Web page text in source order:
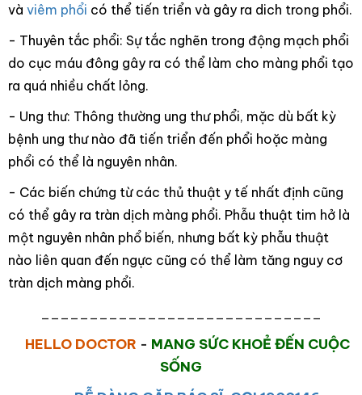
và viêm phổi có thể tiến triển và gây ra dich trong phổi.
- Thuyên tắc phổi: Sự tắc nghẽn trong động mạch phổi
do cục máu đông gây ra có thể làm cho màng phổi tạo
ra quá nhiều chất lỏng.
- Ung thư: Thông thường ung thư phổi, mặc dù bất kỳ
bệnh ung thư nào đã tiến triển đến phổi hoặc màng
phổi có thể là nguyên nhân.
- Các biến chứng từ các thủ thuật y tế nhất định cũng
có thể gây ra tràn dịch màng phổi. Phẫu thuật tim hở là
một nguyên nhân phổ biến, nhưng bất kỳ phẫu thuật
nào liên quan đến ngực cũng có thể làm tăng nguy cơ
tràn dịch màng phổi.
HELLO DOCTOR - MANG SỨC KHOẺ ĐẾN CUỘC
SỐNG